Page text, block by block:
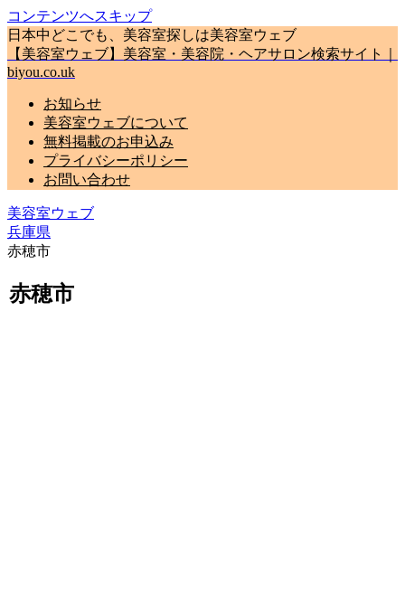
コンテンツへスキップ
日本中どこでも、美容室探しは美容室ウェブ
【美容室ウェブ】美容室・美容院・ヘアサロン検索サイト｜
biyou.co.uk
お知らせ
美容室ウェブについて
無料掲載のお申込み
プライバシーポリシー
お問い合わせ
美容室ウェブ
兵庫県
赤穂市
赤穂市